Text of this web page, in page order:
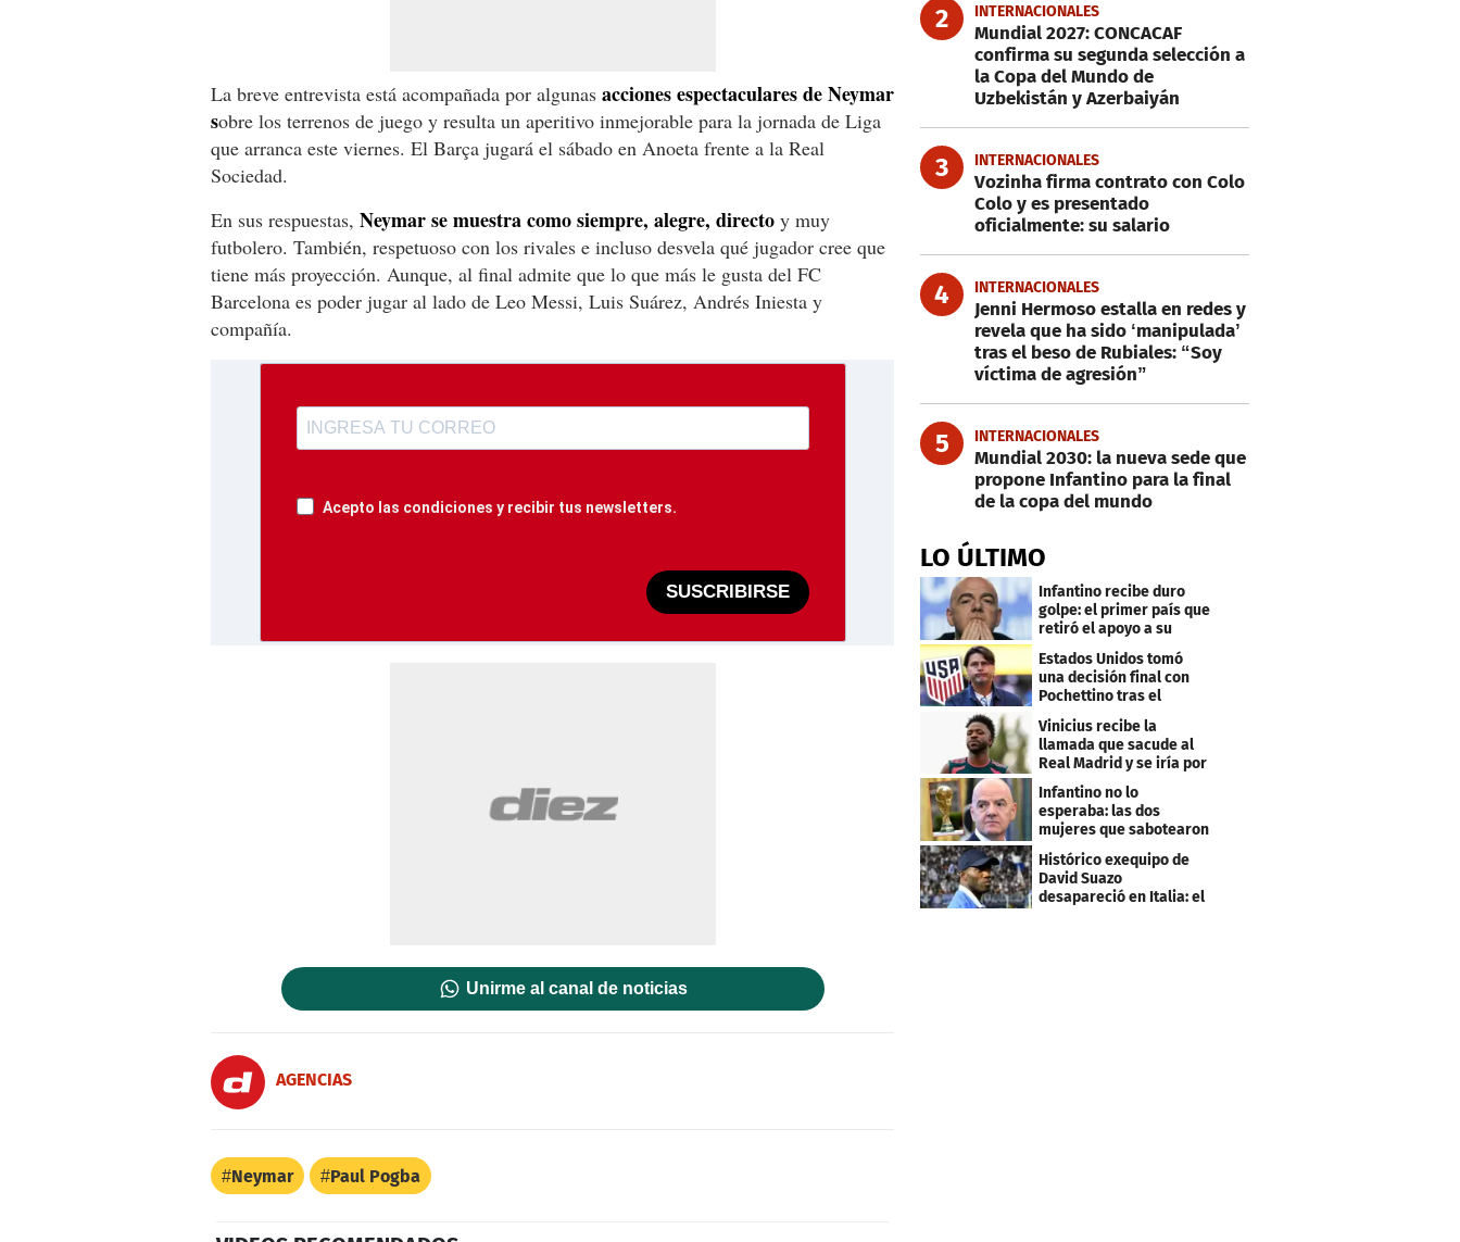
La breve entrevista está acompañada por algunas acciones espectaculares de Neymar
sobre los terrenos de juego y resulta un aperitivo inmejorable para la jornada de Liga
que arranca este viernes. El Barça jugará el sábado en Anoeta frente a la Real
Sociedad.
En sus respuestas, Neymar se muestra como siempre, alegre, directo y muy
futbolero. También, respetuoso con los rivales e incluso desvela qué jugador cree que
tiene más proyección. Aunque, al final admite que lo que más le gusta del FC
Barcelona es poder jugar al lado de Leo Messi, Luis Suárez, Andrés Iniesta y
compañía.
Acepto las condiciones y recibir tus newsletters.
SUSCRIBIRSE
Unirme al canal de noticias
AGENCIAS
Neymar Paul Pogba
2 INTERNACIONALES
Mundial 2027: CONCACAF
confirma su segunda selección a
la Copa del Mundo de
Uzbekistán y Azerbaiyán
3 INTERNACIONALES
Vozinha firma contrato con Colo
Colo y es presentado
oficialmente: su salario
4 INTERNACIONALES
Jenni Hermoso estalla en redes y
revela que ha sido ‘manipulada’
tras el beso de Rubiales: “Soy
víctima de agresión”
5 INTERNACIONALES
Mundial 2030: la nueva sede que
propone Infantino para la final
de la copa del mundo
LO ÚLTIMO
Infantino recibe duro
golpe: el primer país que
retiró el apoyo a su
Estados Unidos tomó
una decisión final con
Pochettino tras el
Mundial
Vinicius recibe la
llamada que sacude al
Real Madrid y se iría por
este salario
Infantino no lo
esperaba: las dos
mujeres que sabotearon
sus planes con el
Mundial
Histórico exequipo de
David Suazo
desapareció en Italia: el